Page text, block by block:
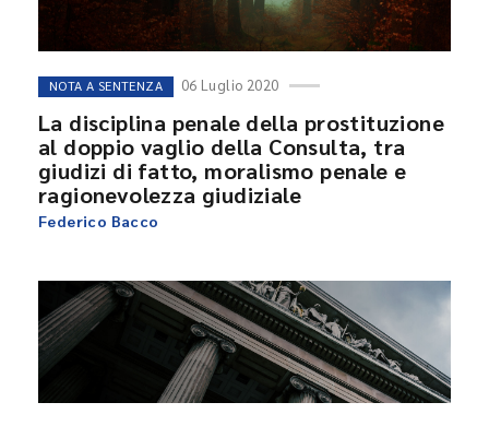
NOTA A SENTENZA 06 Luglio 2020
La disciplina penale della prostituzione
al doppio vaglio della Consulta, tra
giudizi di fatto, moralismo penale e
ragionevolezza giudiziale
Federico Bacco